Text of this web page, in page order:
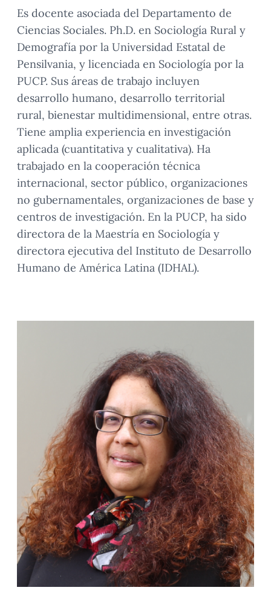
Es docente asociada del Departamento de
Ciencias Sociales. Ph.D. en Sociología Rural y
Demografía por la Universidad Estatal de
Pensilvania, y licenciada en Sociología por la
PUCP. Sus áreas de trabajo incluyen
desarrollo humano, desarrollo territorial
rural, bienestar multidimensional, entre otras.
Tiene amplia experiencia en investigación
aplicada (cuantitativa y cualitativa). Ha
trabajado en la cooperación técnica
internacional, sector público, organizaciones
no gubernamentales, organizaciones de base y
centros de investigación. En la PUCP, ha sido
directora de la Maestría en Sociología y
directora ejecutiva del Instituto de Desarrollo
Humano de América Latina (IDHAL).